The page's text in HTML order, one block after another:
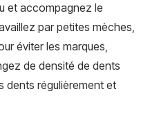
et accompagnez le
par petites mèches,
éviter les marques,
de densité de dents
dents régulièrement et